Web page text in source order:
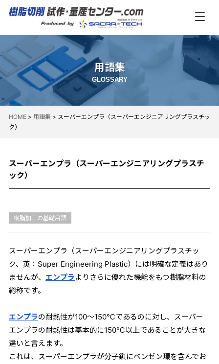
用語集
GLOSSARY
HOME> 用語集 > スーパーエンプラ（スーパーエンジニアリングプラスチッ
ク）
スーパーエンプラ（スーパーエンジニアリングプラスチ
ック）
樹脂加工の基礎用語
スーパーエンプラ（スーパーエンジニアリングプラスチッ
ク、英：Super Engineering Plastic）には明確な定義はあり
ませんが、 エンプラ よりさらに優れた機能をもつ樹脂材料の
総称です。
エンプラの耐熱性が100～150℃であるのに対し、スーパー
エンプラの耐熱性は基本的に150℃以上であることが大きな
違いと言えます。
これは、スーパーエンプラが分子鎖にベンゼン環を含んでお